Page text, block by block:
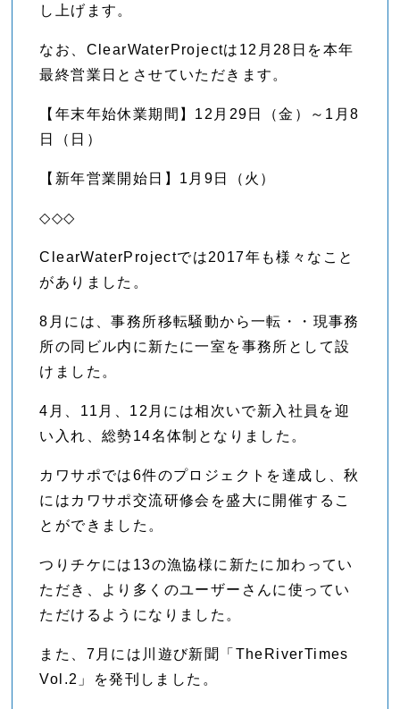
し上げます。
なお、ClearWaterProjectは12月28日を本年
最終営業日とさせていただきます。
【年末年始休業期間】12月29日（金）～1月8
日（日）
【新年営業開始日】1月9日（火）
◇◇◇
ClearWaterProjectでは2017年も様々なこと
がありました。
8月には、事務所移転騒動から一転・・現事務
所の同ビル内に新たに一室を事務所として設
けました。
4月、11月、12月には相次いで新入社員を迎
い入れ、総勢14名体制となりました。
カワサポでは6件のプロジェクトを達成し、秋
にはカワサポ交流研修会を盛大に開催するこ
とができました。
つりチケには13の漁協様に新たに加わってい
ただき、より多くのユーザーさんに使ってい
ただけるようになりました。
また、7月には川遊び新聞「TheRiverTimes
Vol.2」を発刊しました。